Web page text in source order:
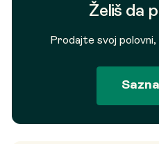
Želiš da
Prodajte svoj